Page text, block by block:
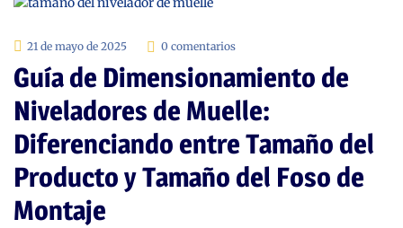
21 de mayo de 2025 0 comentarios
Guía de Dimensionamiento de
Niveladores de Muelle:
Diferenciando entre Tamaño del
Producto y Tamaño del Foso de
Montaje